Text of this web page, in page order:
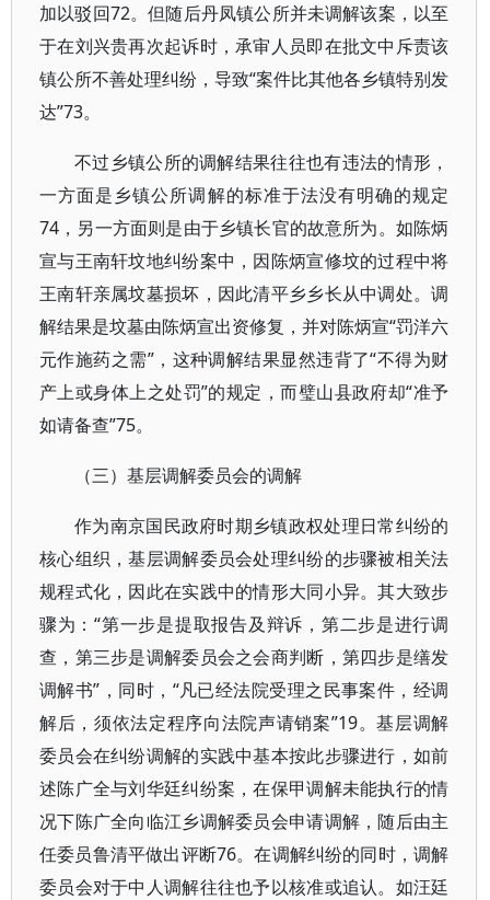
加以驳回72。但随后丹凤镇公所并未调解该案，以至
于在刘兴贵再次起诉时，承审人员即在批文中斥责该
镇公所不善处理纠纷，导致“案件比其他各乡镇特别发
达”73。
不过乡镇公所的调解结果往往也有违法的情形，
一方面是乡镇公所调解的标准于法没有明确的规定
74，另一方面则是由于乡镇长官的故意所为。如陈炳
宣与王南轩坟地纠纷案中，因陈炳宣修坟的过程中将
王南轩亲属坟墓损坏，因此清平乡乡长从中调处。调
解结果是坟墓由陈炳宣出资修复，并对陈炳宣“罚洋六
元作施药之需”，这种调解结果显然违背了“不得为财
产上或身体上之处罚”的规定，而璧山县政府却“准予
如请备查”75。
（三）基层调解委员会的调解
作为南京国民政府时期乡镇政权处理日常纠纷的
核心组织，基层调解委员会处理纠纷的步骤被相关法
规程式化，因此在实践中的情形大同小异。其大致步
骤为：“第一步是提取报告及辩诉，第二步是进行调
查，第三步是调解委员会之会商判断，第四步是缮发
调解书”，同时，“凡已经法院受理之民事案件，经调
解后，须依法定程序向法院声请销案”19。基层调解
委员会在纠纷调解的实践中基本按此步骤进行，如前
述陈广全与刘华廷纠纷案，在保甲调解未能执行的情
况下陈广全向临江乡调解委员会申请调解，随后由主
任委员鲁清平做出评断76。在调解纠纷的同时，调解
委员会对于中人调解往往也予以核准或追认。如汪廷